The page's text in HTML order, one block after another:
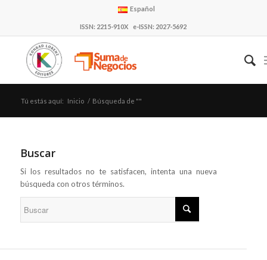
Español
ISSN: 2215-910X e-ISSN: 2027-5692
Tú estás aquí: Inicio / Búsqueda de ""
Buscar
Si los resultados no te satisfacen, intenta una nueva
búsqueda con otros términos.